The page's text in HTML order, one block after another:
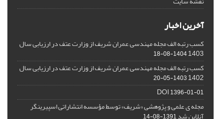
آخرین اخبار
کسب رتبه الف مجله مهندسی عمران شریف از وزارت عتف در ارزیابی سال
1403
1404-08-18
کسب رتبه الف مجله مهندسی عمران شریف از وزارت عتف در ارزیابی سال
1402
1403-05-20
DOI1396-01-01
مجله ی علمی و پژوهشی «شریف» توسط مؤسسه انتشاراتی اسپیرینگر
آنلاین شد1391-08-14